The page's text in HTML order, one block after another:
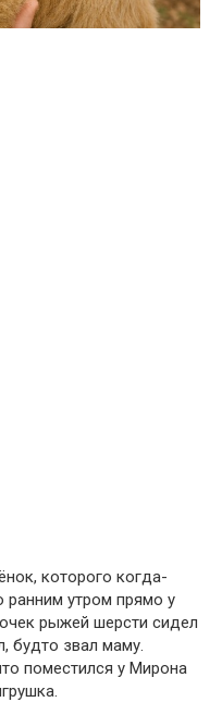
которого когда-
утром прямо у
рыжей шерсти сидел
будто звал маму.
поместился у Мирона